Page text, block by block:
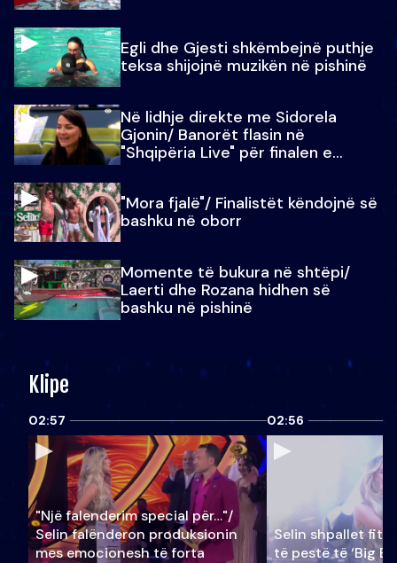
Egli dhe Gjesti shkëmbejnë puthje
teksa shijojnë muzikën në pishinë
Në lidhje direkte me Sidorela
Gjonin/ Banorët flasin në
"Shqipëria Live" për finalen e
"Mora fjalë"/ Finalistët këndojnë së
bashku në oborr
Momente të bukura në shtëpi/
Laerti dhe Rozana hidhen së
bashku në pishinë
Klipe
02:57
"Një falenderim special për…"/
Selin falënderon produksionin
mes emocionesh të forta
02:56
Selin shpallet
të pestë të ‘Big